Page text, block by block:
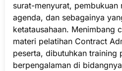
surat-menyurat,
agenda, dan sebagainya
ketatausahaan. Menimbang
materi pelatihan Contract
peserta, dibutuhkan training
berpengalaman di